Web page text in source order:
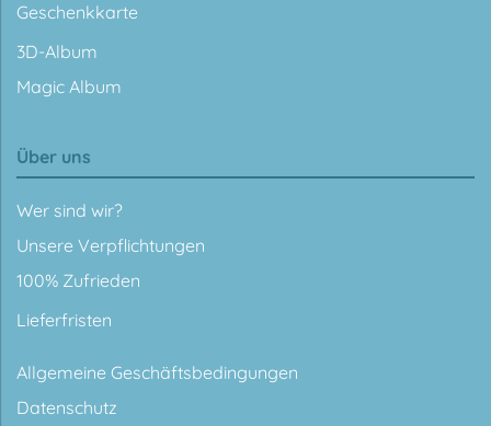
Geschenkkarte
3D-Album
Magic Album
Über uns
Wer sind wir?
Unsere Verpflichtungen
100% Zufrieden
Lieferfristen
Allgemeine Geschäftsbedingungen
Datenschutz